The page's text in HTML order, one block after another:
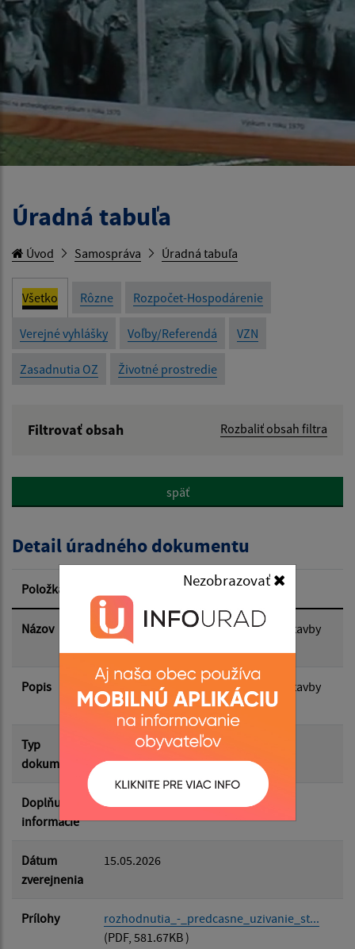
Nezobrazovať
Úradná tabuľa
Úvod Samospráva Úradná tabuľa
Všetko Rôzne Rozpočet-Hospodárenie
Verejné vyhlášky Voľby/Referendá VZN
Zasadnutia OZ Životné prostredie
Filtrovať obsah Rozbaliť obsah filtra
Popis:
Dátum zverejnenia od:
Dátum zverejnenia do:
Filtrovať
späť
Detail úradného dokumentu
Položka
Názov
Rozhodnutie - predčasné užívanie stavby
N. Myšľa - Ruskov
Popis
Rozhodnutie - predčasné užívanie stavby
N. Myšľa - Ruskov
Typ
dokumentu
Rôzne
Doplňujúce
informácie
Dátum
zverejnenia
15.05.2026
Prílohy
rozhodnutia_-_predcasne_uzivanie_st...
(PDF, 581.67KB )